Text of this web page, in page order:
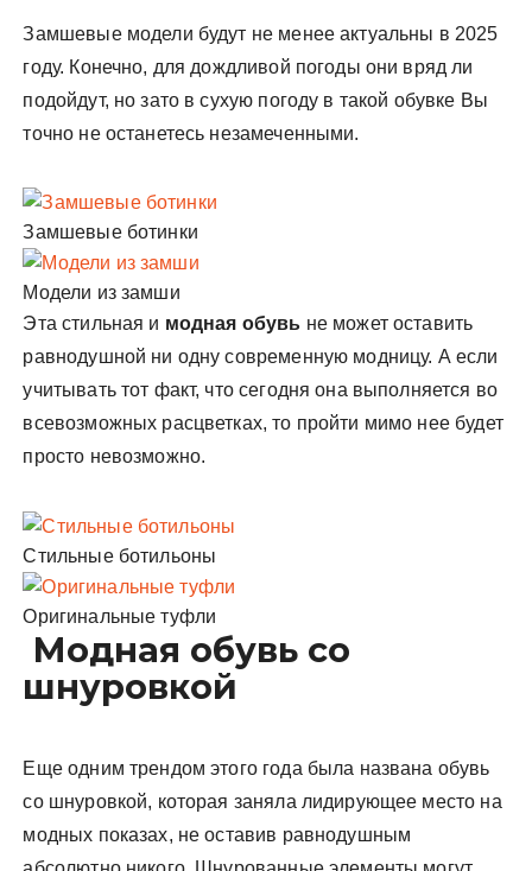
Замшевые модели будут не менее актуальны в 2025
году. Конечно, для дождливой погоды они вряд ли
подойдут, но зато в сухую погоду в такой обувке Вы
точно не останетесь незамеченными.
Замшевые ботинки
Модели из замши
Эта стильная и модная обувь не может оставить
равнодушной ни одну современную модницу. А если
учитывать тот факт, что сегодня она выполняется во
всевозможных расцветках, то пройти мимо нее будет
просто невозможно.
Стильные ботильоны
Оригинальные туфли
Модная обувь со
шнуровкой
Еще одним трендом этого года была названа обувь
со шнуровкой, которая заняла лидирующее место на
модных показах, не оставив равнодушным